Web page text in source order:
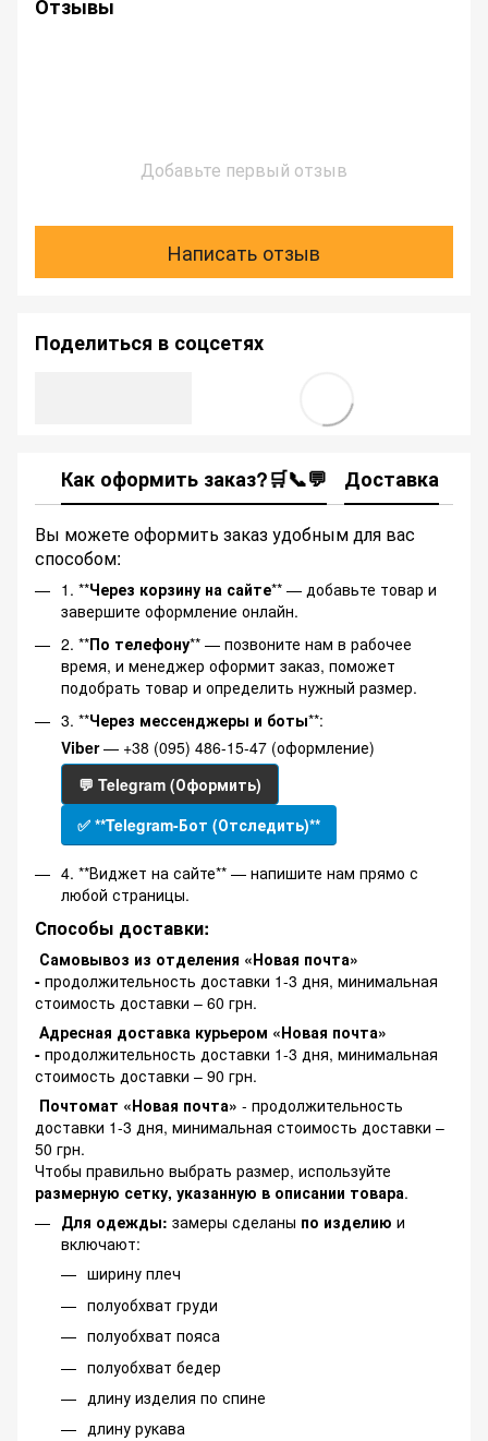
Отзывы
Добавьте первый отзыв
Написать отзыв
Поделиться в соцсетях
Как оформить заказ?🛒📞💬 Доставка
Вы можете оформить заказ удобным для вас
способом:
1. **Через корзину на сайте** — добавьте товар и
завершите оформление онлайн.
2. **По телефону** — позвоните нам в рабочее
время, и менеджер оформит заказ, поможет
подобрать товар и определить нужный размер.
3. **Через мессенджеры и боты**:
Viber— +38 (095) 486-15-47 (оформление)
💬 Telegram (Оформить)
✅ **Telegram-Бот (Отследить)**
4. **Виджет на сайте** — напишите нам прямо с
любой страницы.
Способы доставки:
Самовывоз из отделения «Новая почта»
- продолжительность доставки 1-3 дня, минимальная
стоимость доставки – 60 грн.
Адресная доставка курьером «Новая почта»
- продолжительность доставки 1-3 дня, минимальная
стоимость доставки – 90 грн.
Почтомат «Новая почта» - продолжительность
доставки 1-3 дня, минимальная стоимость доставки –
50 грн.
Чтобы правильно выбрать размер, используйте
размерную сетку, указанную в описании товара.
Для одежды: замеры сделаны по изделию и
включают:
ширину плеч
полуобхват груди
полуобхват пояса
полуобхват бедер
длину изделия по спине
длину рукава